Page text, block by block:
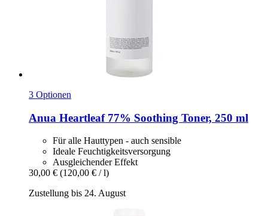
3 Optionen
Anua Heartleaf 77% Soothing Toner, 250 ml
Für alle Hauttypen - auch sensible
Ideale Feuchtigkeitsversorgung
Ausgleichender Effekt
30,00 € (120,00 € / l)
Zustellung bis 24. August